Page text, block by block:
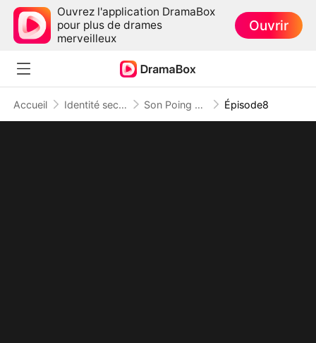
Ouvrez l'application DramaBox
pour plus de drames
merveilleux
Ouvrir
Accueil Identité secrète Son Poing Brise Tous Les Complots Épisode8